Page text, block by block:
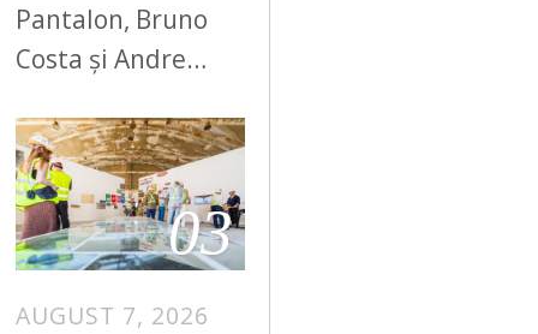
Pantalon, Bruno
Costa și Andre…
03
AUGUST 7, 2026